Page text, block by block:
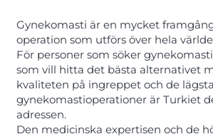
Gynekomasti är en mycket
operation som utförs över hela
För personer som söker
som vill hitta det bästa alternativet
kvaliteten på ingreppet och de
gynekomastioperationer är Turkiet
adressen.
Den medicinska expertisen och de